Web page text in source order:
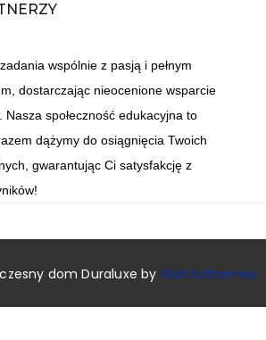
wspólnie z pasją i pełnym
dostarczając nieocenione wsparcie
Nasza społeczność edukacyjna to
dążymy do osiągnięcia Twoich
gwarantując Ci satysfakcję z
dom Duraluxe by Wishfulthemes